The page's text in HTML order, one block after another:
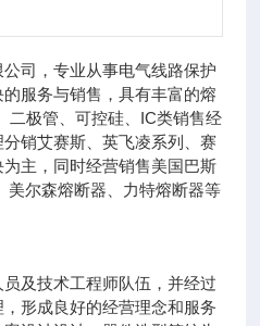
司，专业从事电气线路保护
服务与销售，具有丰富的熔
二极管、可控硅、IC类销售经
销艾赛斯、英飞凌系列、赛
主，同时经营销售美国巴斯
美尔森熔断器、力特熔断器等
及技术工程师队伍，并经过
形成良好的经营理念和服务